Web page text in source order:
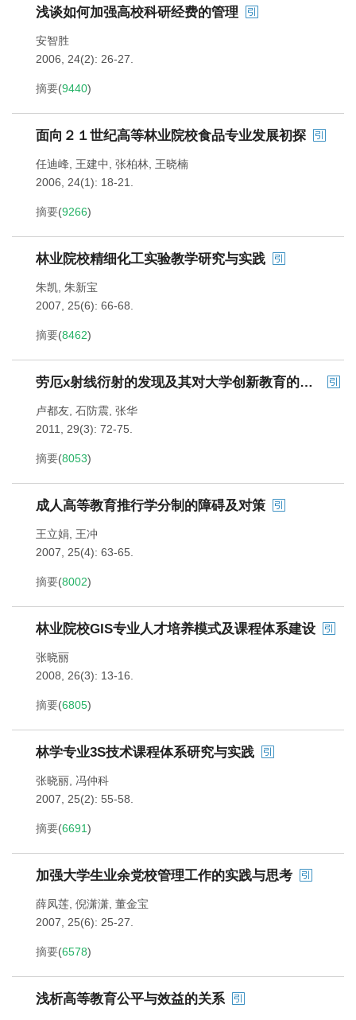
浅谈如何加强高校科研经费的管理
安智胜
2006, 24(2): 26-27.
摘要(9440)
面向２１世纪高等林业院校食品专业发展初探
任迪峰 王建中 张柏林 王晓楠
2006, 24(1): 18-21.
摘要(9266)
林业院校精细化工实验教学研究与实践
朱凯 朱新宝
2007, 25(6): 66-68.
摘要(8462)
劳厄x射线衍射的发现及其对大学创新教育的启示
卢都友 石防震 张华
2011, 29(3): 72-75.
摘要(8053)
成人高等教育推行学分制的障碍及对策
王立娟
王冲
2007, 25(4): 63-65.
摘要(8002)
林业院校GIS专业人才培养模式及课程体系建设
张晓丽
2008, 26(3): 13-16.
摘要(6805)
林学专业3S技术课程体系研究与实践
张晓丽 冯仲科
2007, 25(2): 55-58.
摘要(6691)
加强大学生业余党校管理工作的实践与思考
薛凤莲 倪潇潇 董金宝
2007, 25(6): 25-27.
摘要(6578)
浅析高等教育公平与效益的关系